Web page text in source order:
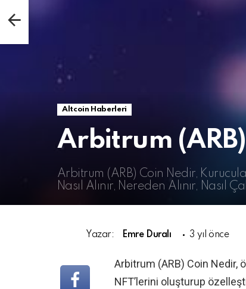
Altcoin Haberleri
Arbitrum
Arbitrum (ARB) Coin Nedir,
Nasıl Alınır, Nereden Alınır, Nasıl
Yazar: Emre Duralı 3 yıl önce
Arbitrum (ARB) Coin Nedir,
NFT’lerini oluşturup